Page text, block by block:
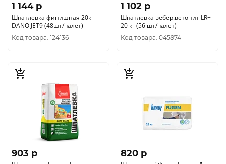
1 144 p
Шпатлевка финишная 20кг
DANO JET9 (48шт/палет)
Код товара: 124136
1 102 p
Шпатлевка вебер.ветонит LR+
20 кг (56 шт/палет)
Код товара: 045974
903 p 820 p